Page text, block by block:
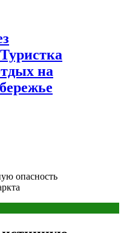
на
опасность